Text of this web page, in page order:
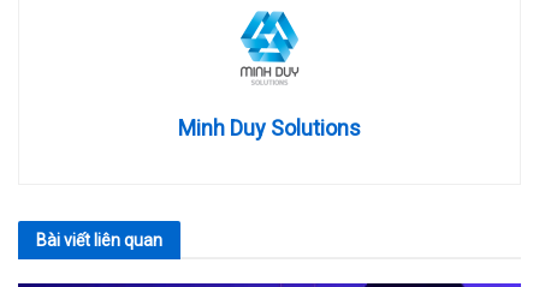
Minh Duy Solutions
Bài viết liên quan